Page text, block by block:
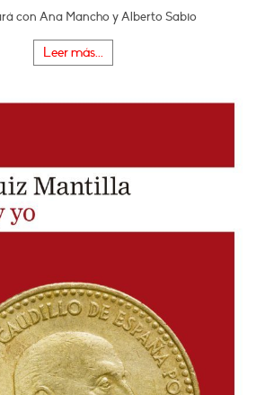
con Ana Mancho y Alberto Sabio
Leer más...